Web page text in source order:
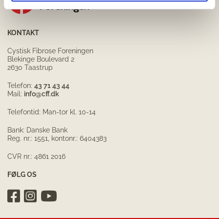
KONTAKT
Cystisk Fibrose Foreningen
Blekinge Boulevard 2
2630 Taastrup
Telefon: 43 71 43 44
Mail: info@cff.dk
Telefontid: Man-tor kl. 10-14
Bank: Danske Bank
Reg. nr.: 1551, kontonr.: 6404383
CVR nr.: 4861 2016
FØLG OS